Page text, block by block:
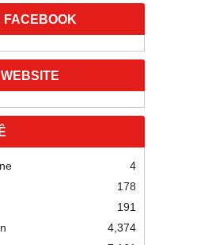
FACEBOOK
4
178
191
4,374